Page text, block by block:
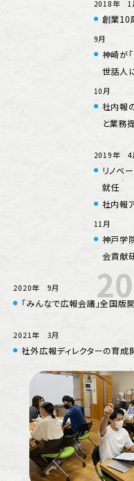
2018年 1
創業10
9月
神崎が
世話人
10月
社内報
と業務
2019年 4
リノベ
就任
社内報
11月
神戸学
会貢献
2020年 9月
「みんなで広報会議」全国版
2021年 3月
社外広報ディレクターの育成